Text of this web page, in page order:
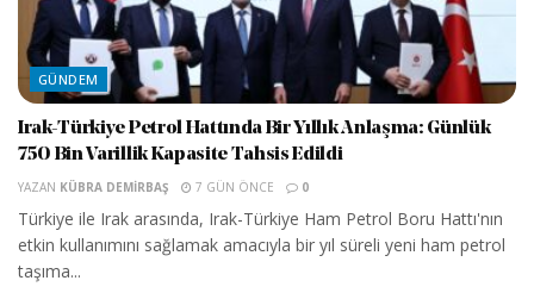
GÜNDEM
Irak-Türkiye Petrol Hattında Bir Yıllık Anlaşma: Günlük
750 Bin Varillik Kapasite Tahsis Edildi
YAZAN KÜBRA DEMIRBAŞ 7 GÜN ÖNCE 0
Türkiye ile Irak arasında, Irak-Türkiye Ham Petrol Boru Hattı'nın
etkin kullanımını sağlamak amacıyla bir yıl süreli yeni ham petrol
taşıma...